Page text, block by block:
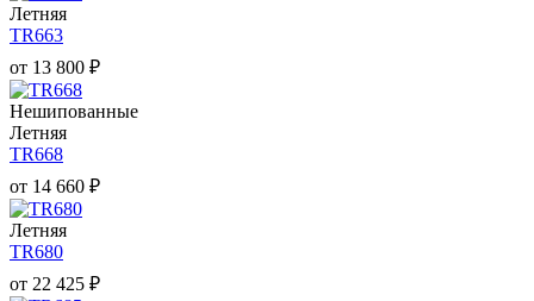
Летняя
TR663
от 13 800 ₽
Нешипованные
Летняя
TR668
от 14 660 ₽
Летняя
TR680
от 22 425 ₽